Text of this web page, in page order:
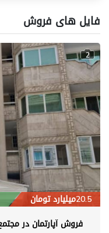
فایل های فروش
2
20.5میلیارد تومان
فروش آپارتمان در